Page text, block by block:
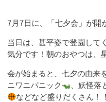
7月7日に、「七夕会」が開
当日は、甚平姿で登園して
気分です！朝のおやつは、
会が始まると、七夕の由来
ニワニパニック
、妖怪落
などなど盛りだくさん！！